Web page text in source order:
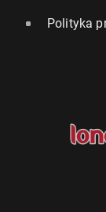
Polityka